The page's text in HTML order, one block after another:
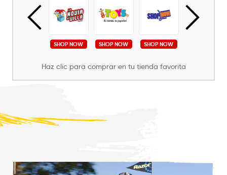
SHOP NOW SHOP NOW SHOP NOW
Haz clic para comprar en tu tienda favorita